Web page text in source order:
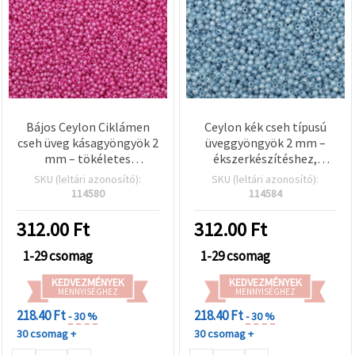
Bájos Ceylon Ciklámen
cseh üveg kásagyöngyök 2
mm – tökéletes
ékszerkészítéshez,
hímzéshez és DIY
(~2050 db)
SKU (leltári azonosító):
114580
312.00 Ft
1-29 csomag
KEDVEZMÉNYEK
MENNYISÉGHEZ
218.40 Ft- 30 %
30 csomag +
Ceylon kék cseh típusú
üveggyöngyök 2 mm –
ékszerkészítéshez,
hímzéshez és DIY
gyöngyfűzéshez – 15 g
SKU (leltári azonosító):
114584
312.00 Ft
1-29 csomag
KEDVEZMÉNYEK
MENNYISÉGHEZ
218.40 Ft- 30 %
30 csomag +